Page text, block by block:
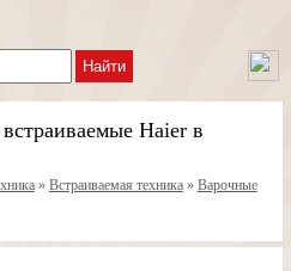
Найти
Haier в
» Встраиваемая техника» Варочные